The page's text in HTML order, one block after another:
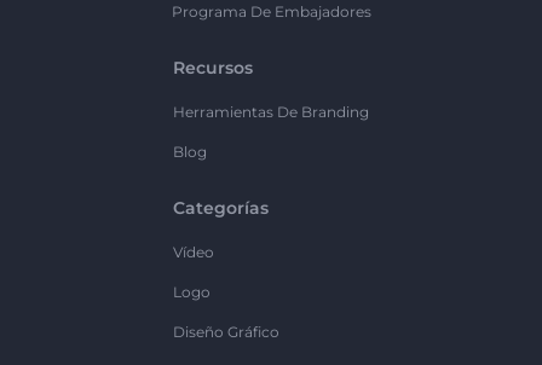
Programa De Embajadores
Recursos
Herramientas De Branding
Blog
Categorías
Vídeo
Logo
Diseño Gráfico